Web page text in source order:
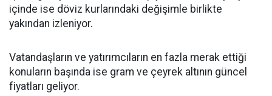
içinde ise döviz kurlarındaki değişimle birlikte
yakından izleniyor.
Vatandaşların ve yatırımcıların en fazla merak ettiği
konuların başında ise gram ve çeyrek altının güncel
fiyatları geliyor.